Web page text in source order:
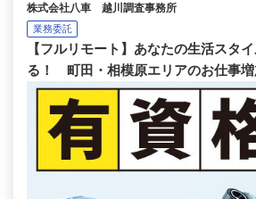
株式会社八車 越川調査事務所
業務委託
【フルリモート】あなたの生活スタ
る！ 町田・相模原エリアのお仕事増